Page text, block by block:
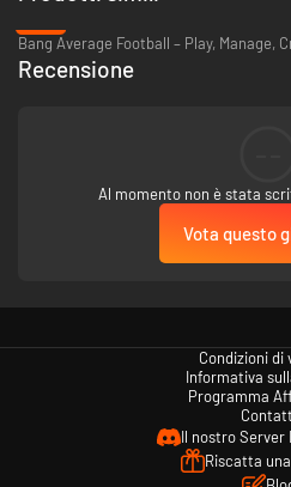
Recensione
Al momento non è stata
Vota questo
Condizioni di
Informativa
Programma
Il nostro Server
Riscatta